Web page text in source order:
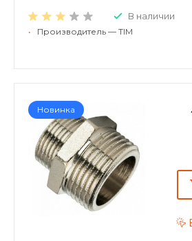
В наличии
• Производитель — TIM
Новинка